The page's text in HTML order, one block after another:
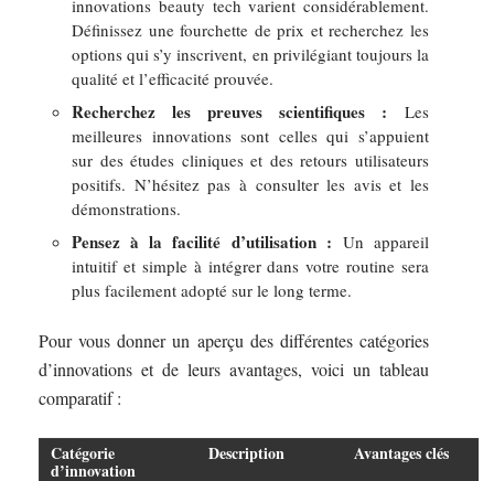
innovations beauty tech varient considérablement.
Définissez une fourchette de prix et recherchez les
options qui s’y inscrivent, en privilégiant toujours la
qualité et l’efficacité prouvée.
Recherchez les preuves scientifiques : Les
meilleures innovations sont celles qui s’appuient
sur des études cliniques et des retours utilisateurs
positifs. N’hésitez pas à consulter les avis et les
démonstrations.
Pensez à la facilité d’utilisation : Un appareil
intuitif et simple à intégrer dans votre routine sera
plus facilement adopté sur le long terme.
Pour vous donner un aperçu des différentes catégories
d’innovations et de leurs avantages, voici un tableau
comparatif :
Catégorie
d’innovation
Description Avantages clés